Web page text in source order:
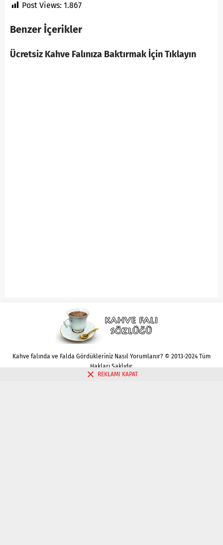
Post Views: 1.867
Benzer İçerikler
Ücretsiz Kahve Falınıza Baktırmak İçin Tıklayın
Kahve falında ve Falda Gördükleriniz Nasıl Yorumlanır? © 2013-2024 Tüm
Hakları Saklıdır.
REKLAMI KAPAT